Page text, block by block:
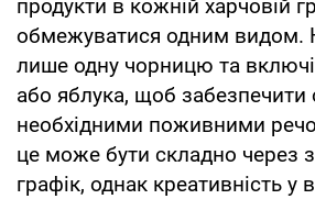
продукти в кожній харчовій
обмежуватися одним видом.
лише одну чорницю та
або яблука, щоб забезпечити
необхідними поживними
це може бути складно через
графік, однак креативність у